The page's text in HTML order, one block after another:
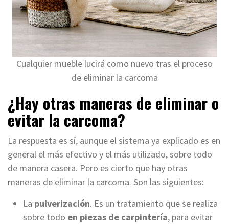
Cualquier mueble lucirá como nuevo tras el proceso
de eliminar la carcoma
¿Hay otras maneras de eliminar o
evitar la carcoma?
La respuesta es sí, aunque el sistema ya explicado es en
general el más efectivo y el más utilizado, sobre todo
de manera casera. Pero es cierto que hay otras
maneras de eliminar la carcoma. Son las siguientes:
La pulverización. Es un tratamiento que se realiza
sobre todo en piezas de carpintería, para evitar